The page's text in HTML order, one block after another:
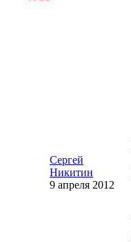
Сергей
Никитин
9 апреля 2012